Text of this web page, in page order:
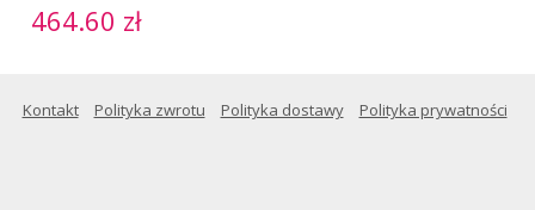
464.60 zł
Kontakt Polityka zwrotu Polityka dostawy Polityka prywatności